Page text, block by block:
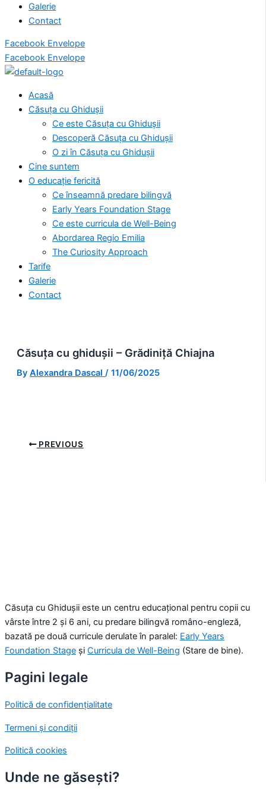
Galerie
Contact
Facebook Envelope
Facebook Envelope
Acasă
Căsuța cu Ghidușii
Ce este Căsuța cu Ghidușii
Descoperă Căsuța cu Ghidușii
O zi în Căsuța cu Ghidușii
Cine suntem
O educație fericită
Ce înseamnă predare bilingvă
Early Years Foundation Stage
Ce este curricula de Well-Being
Abordarea Regio Emilia
The Curiosity Approach
Tarife
Galerie
Contact
Căsuța cu ghidușii – Grădiniță Chiajna
By Alexandra Dascal / 11/06/2025
PREVIOUS
Căsuța cu Ghidușii este un centru educațional pentru copii cu
vârste între 2 și 6 ani, cu predare bilingvă româno-engleză,
bazată pe două curricule derulate în paralel: Early Years
Foundation Stage și Curricula de Well-Being (Stare de bine).
Pagini legale
Politică de confidențialitate
Termeni și condiții
Politică cookies
Unde ne găsești?